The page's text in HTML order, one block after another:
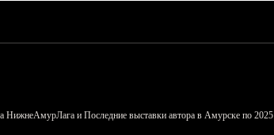
НижнеАмурЛага и Последние выставки автора в Амурске по 2025